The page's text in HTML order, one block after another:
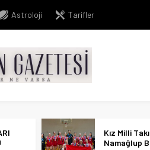
Astroloji Tarifler
Kız Milli
Namağlup